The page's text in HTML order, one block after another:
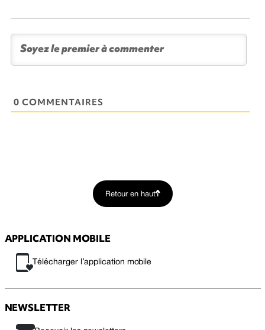
0 COMMENTAIRES
Retour en haut
APPLICATION MOBILE
Télécharger l’application mobile
NEWSLETTER